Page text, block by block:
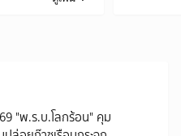
"พ.ร.บ.โลกร้อน" คุม